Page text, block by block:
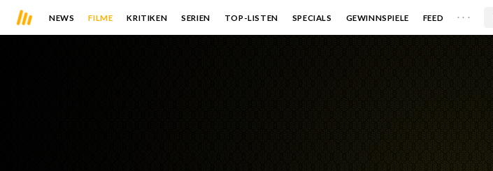
NEWS FILME KRITIKEN SERIEN TOP-LISTEN SPECIALS GEWINNSPIELE FEED . . .